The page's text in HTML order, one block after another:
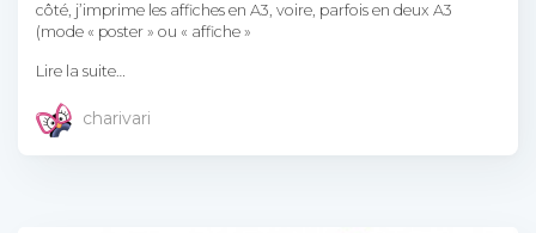
côté, j’imprime les affiches en A3, voire, parfois en deux A3
(mode « poster » ou « affiche »
Lire la suite…
charivari